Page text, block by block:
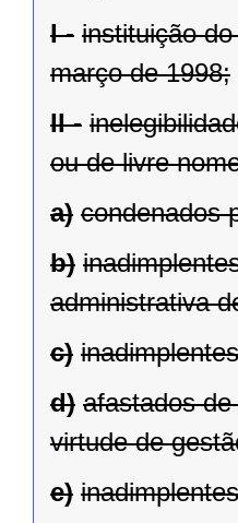
I - instituição
março de 1998;
II -
ou de livre
a) condenados
b)
administrativa
c)
d) afastados
virtude de
e)